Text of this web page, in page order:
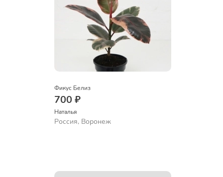
Фикус Белиз
700 ₽
Наталья
Россия, Воронеж